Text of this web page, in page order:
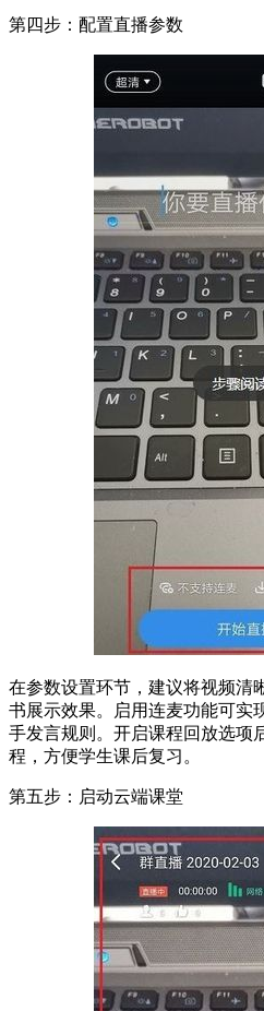
第四步：配置直播参数
在参数设置环节，建议将视频清
书展示效果。启用连麦功能可实
手发言规则。开启课程回放选项
程，方便学生课后复习。
第五步：启动云端课堂